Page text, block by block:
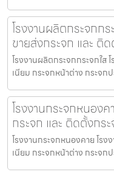
โรงงานผลิตกระจกก
ขายส่งกระจก และ ติ
โรงงานผลิตกระจกกระจกใส
เนียม กระจกหน้าต่าง กระจก
โรงงานกระจกหนอง
กระจก และ ติดตั้งกร
โรงงานกระจกหนองคาย โร
เนียม กระจกหน้าต่าง กระจก